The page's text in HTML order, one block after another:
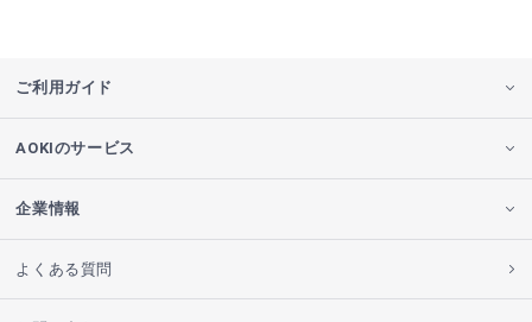
ご利用ガイド
AOKIのサービス
企業情報
よくある質問